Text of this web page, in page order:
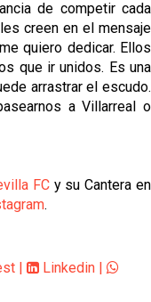
de competir cada
creen en el mensaje
quiero dedicar. Ellos
que ir unidos. Es una
arrastrar el escudo.
a Villarreal o
FCy su Cantera en
.
Linkedin